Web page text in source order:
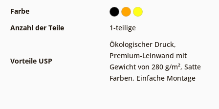
Farbe
Anzahl der Teile
1-teilige
Vorteile USP
Ökologischer Druck,
Premium-Leinwand mit
Gewicht von 280 g/m², Satte
Farben, Einfache Montage